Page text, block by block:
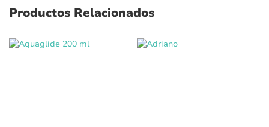
Productos Relacionados